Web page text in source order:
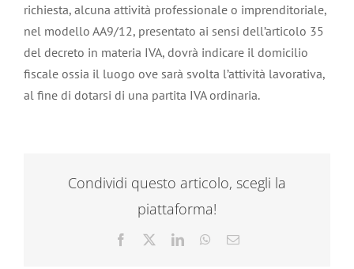
richiesta, alcuna attività professionale o imprenditoriale,
nel modello AA9/12, presentato ai sensi dell’articolo 35
del decreto in materia IVA, dovrà indicare il domicilio
fiscale ossia il luogo ove sarà svolta l’attività lavorativa,
al fine di dotarsi di una partita IVA ordinaria.
Condividi questo articolo, scegli la
piattaforma!
Facebook LinkedInWhatsApp
Email